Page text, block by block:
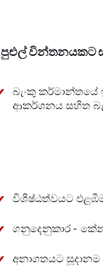
පුළුල් වින්තනයකට
බැංකු
ආකර්ශනය සහිත
විශිෂ්ඨත්වයට
ගනුදෙනුකාර -
අනාගතයට සූදානම